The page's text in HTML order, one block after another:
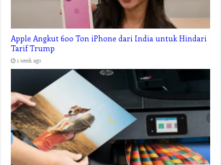
Apple Angkut 600 Ton iPhone dari India untuk Hindari
Tarif Trump
1 week ago